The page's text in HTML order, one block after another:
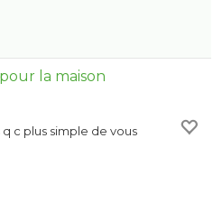
la maison
c plus simple de vous